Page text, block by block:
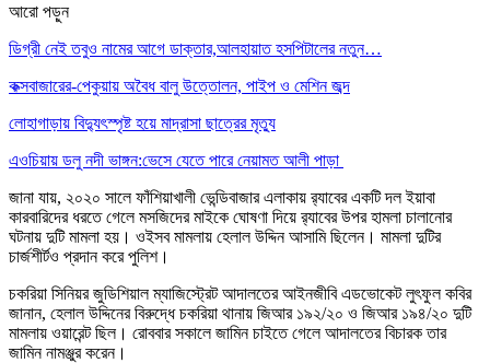
আরো পড়ুন
ডিগ্রী নেই তবুও নামের আগে ডাক্তার,আলহায়াত হসপিটালের নতুন…
কক্সবাজারের-পেকুয়ায় অবৈধ বালু উত্তোলন, পাইপ ও মেশিন জব্দ
লোহাগাড়ায় বিদ্যুৎস্পৃষ্ট হয়ে মাদ্রাসা ছাত্রের মৃত্যু
এওচিয়ায় ডলু নদী ভাঙ্গন:ভেসে যেতে পারে নেয়ামত আলী পাড়া
জানা যায়, ২০২০ সালে ফাঁশিয়াখালী ভেন্ডিবাজার এলাকায় র‌্যাবের একটি দল ইয়াবা
কারবারিদের ধরতে গেলে মসজিদের মাইকে ঘোষণা দিয়ে র‌্যাবের উপর হামলা চালানোর
ঘটনায় দুটি মামলা হয়। ওইসব মামলায় হেলাল উদ্দিন আসামি ছিলেন। মামলা দুটির
চার্জশীর্টও প্রদান করে পুলিশ।
চকরিয়া সিনিয়র জুডিশিয়াল ম্যাজিস্ট্রেট আদালতের আইনজীবি এডভোকেট লুৎফুল কবির
জানান, হেলাল উদ্দিনের বিরুদ্ধে চকরিয়া থানায় জিআর ১৯২/২০ ও জিআর ১৯৪/২০ দুটি
মামলায় ওয়ারেন্ট ছিল। রোববার সকালে জামিন চাইতে গেলে আদালতের বিচারক তার
জামিন নামঞ্জুর করেন।